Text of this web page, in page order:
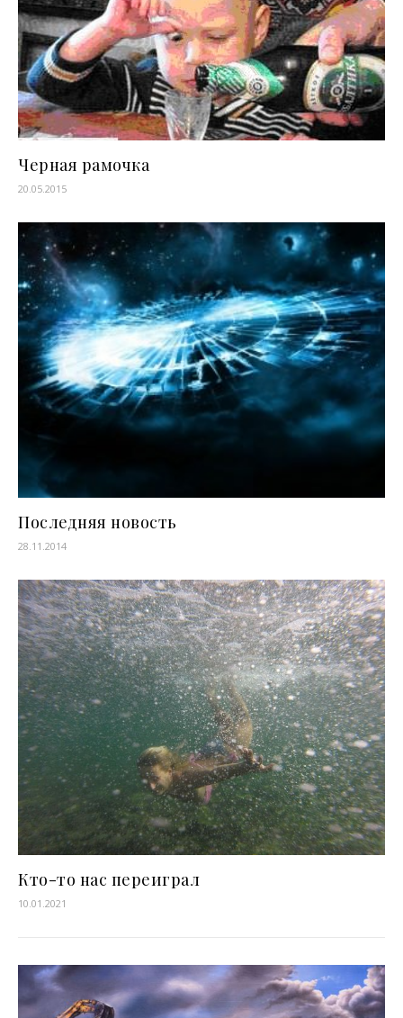
Черная рамочка
20.05.2015
Последняя новость
28.11.2014
Кто-то нас переиграл
10.01.2021